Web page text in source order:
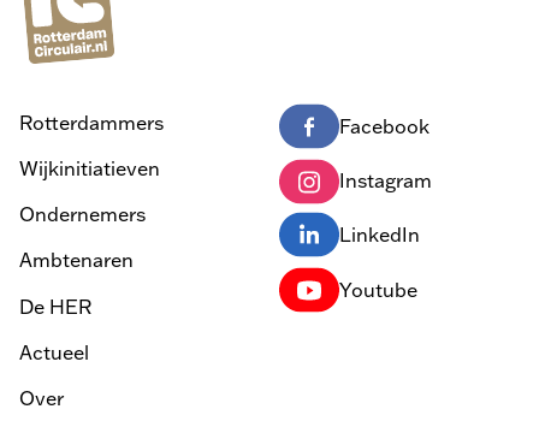
Rotterdammers
Wijkinitiatieven
Ondernemers
Ambtenaren
De HER
Actueel
Over
Facebook
Instagram
LinkedIn
Youtube